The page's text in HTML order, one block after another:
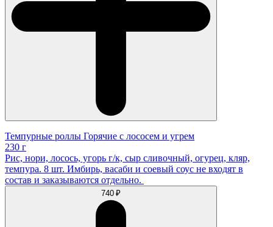
Темпурные роллы Горячие с лососем и угрем
230 г
Рис, нори, лосось, угорь г/к, сыр сливочный, огурец, кляр,
темпура. 8 шт. Имбирь, васаби и соевый соус не входят в
состав и заказываются отдельно.
740 ₽